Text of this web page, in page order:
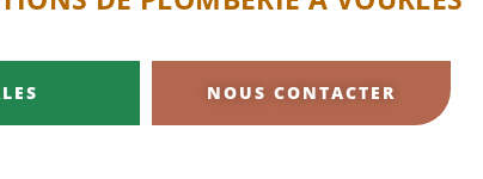
NOUS CONTACTER